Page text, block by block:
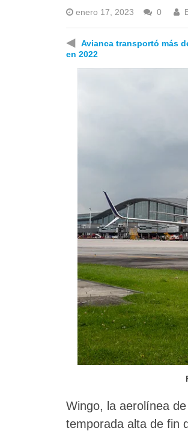
enero 17, 2023 0
◀
Avianca transportó más
en 2022
Wingo, la aerolínea
temporada alta de fin